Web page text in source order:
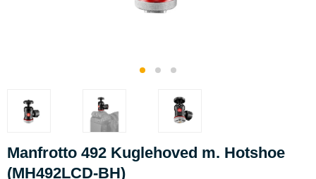
Manfrotto 492 Kuglehoved m. Hotshoe
(MH492LCD-BH)